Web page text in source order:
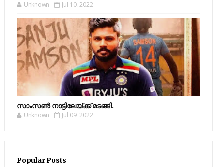
Unknown Jul 10, 2022
സാംസണ്‍ നാട്ടിലേയ്‌ക്ക് മടങ്ങി.
Unknown Jul 09, 2022
Popular Posts